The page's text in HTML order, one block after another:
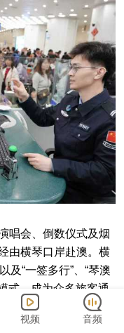
唱会、倒数仪式及烟
由横琴口岸赴澳。横
及“一签多行”、“琴澳
式，成为众多旅客通
视频 音频